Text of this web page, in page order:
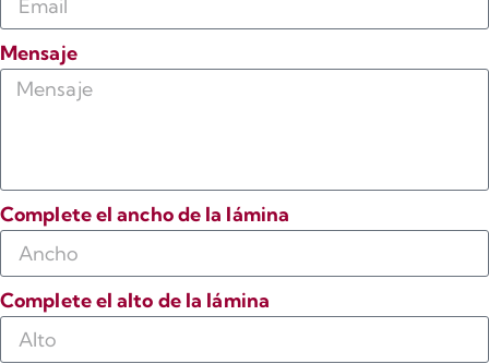
Mensaje
Complete el ancho de la lámina
Complete el alto de la lámina